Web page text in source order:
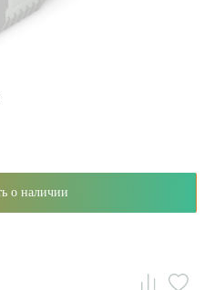
Сообщить о наличии